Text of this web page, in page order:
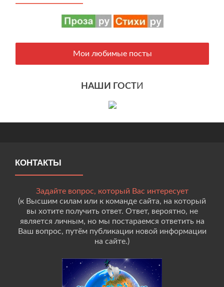
Мои любимые посты
НАШИ ГОСТИ
КОНТАКТЫ
Задайте вопрос, который Вас интересует
(к Высшим силам или к команде сайта, на который
вы хотите получить ответ. Ответ, вероятно, не
является личным, но мы постараемся ответить на
Ваш вопрос, путём публикации новой информации
на сайте.)